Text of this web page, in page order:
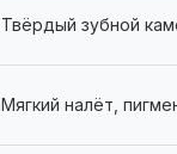
Твёрдый зубной
Мягкий налёт,